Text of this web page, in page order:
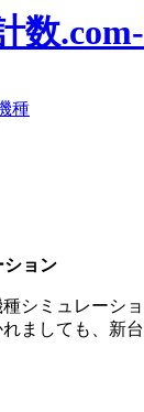
数
種
ション
シミュレーシ
ましても、新